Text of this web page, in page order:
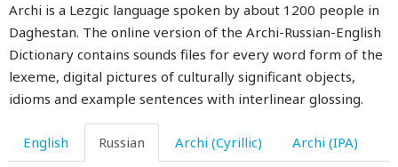
Archi is a Lezgic language spoken by about 1200 people in
Daghestan. The online version of the Archi-Russian-English
Dictionary contains sounds files for every word form of the
lexeme, digital pictures of culturally significant objects,
idioms and example sentences with interlinear glossing.
English Russian Archi (Cyrillic) Archi (IPA)
изящный
икать